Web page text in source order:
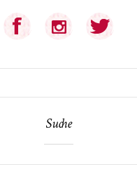
Suche